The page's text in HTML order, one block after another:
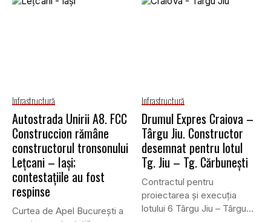
Infrastructură
Autostrada Unirii A8. FCC
Construccion rămâne
constructorul tronsonului
Lețcani – Iași;
contestațiile au fost
respinse
Curtea de Apel București a
Infrastructură
Drumul Expres Craiova –
Târgu Jiu. Constructor
desemnat pentru lotul
Tg. Jiu – Tg. Cărbunești
Contractul pentru
proiectarea și execuția
lotului 6 Târgu Jiu – Târgu